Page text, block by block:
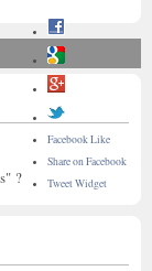
Facebook Like
Share on Facebook
Tweet Widget
?